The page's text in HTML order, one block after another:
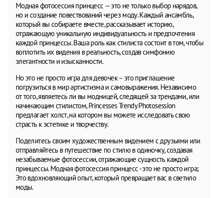
Модная фотосессия принцесс — это не только выбор нарядов,
но и создание повествований через моду. Каждый ансамбль,
который вы собираете вместе, рассказывает историю,
отражающую уникальную индивидуальность и предпочтения
каждой принцессы. Ваша роль как стилиста состоит в том, чтобы
воплотить их видения в реальность, создав симфонию
элегантности и изысканности.
Но это не просто игра для девочек – это приглашение
погрузиться в мир артистизма и самовыражения. Независимо
от того, являетесь ли вы модницей, следящей за трендами, или
начинающим стилистом, Princesses Trendy Photosession
предлагает холст, на котором вы можете исследовать свою
страсть к эстетике и творчеству.
Поделитесь своим художественным видением с друзьями или
отправляйтесь в путешествие по стилю в одиночку, создавая
незабываемые фотосессии, отражающие сущность каждой
принцессы. Модная фотосессия принцесс - это не просто игра;
Это вдохновляющий опыт, который превращает вас в светило
моды.